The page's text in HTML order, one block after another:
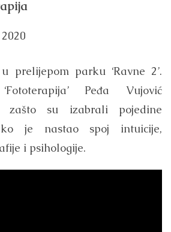
prelijepom parku ‘Ravne 2’.
Peđa Vujović
zašto su izabrali pojedine
je nastao spoj intuicije,
i psihologije.